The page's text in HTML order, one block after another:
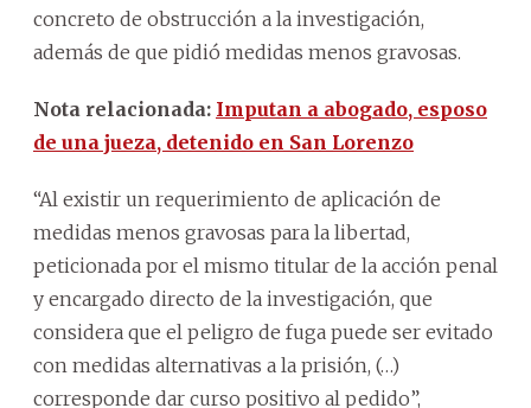
concreto de obstrucción a la investigación,
además de que pidió medidas menos gravosas.
Nota relacionada: Imputan a abogado, esposo
de una jueza, detenido en San Lorenzo
“Al existir un requerimiento de aplicación de
medidas menos gravosas para la libertad,
peticionada por el mismo titular de la acción penal
y encargado directo de la investigación, que
considera que el peligro de fuga puede ser evitado
con medidas alternativas a la prisión, (…)
corresponde dar curso positivo al pedido”,